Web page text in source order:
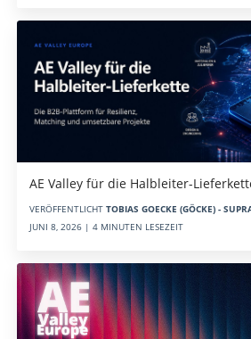
AE Valley für die Halbleiter-
VERÖFFENTLICHT TOBIAS GOECKE (GÖCKE) -
JUNI 8, 2026 | 4 MINUTEN LESEZEIT